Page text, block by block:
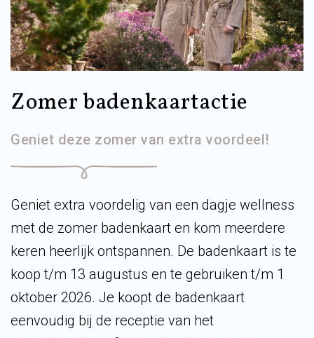
Zomer badenkaartactie
Geniet deze zomer van extra voordeel!
Geniet extra voordelig van een dagje wellness
met de zomer badenkaart en kom meerdere
keren heerlijk ontspannen. De badenkaart is te
koop t/m 13 augustus en te gebruiken t/m 1
oktober 2026. Je koopt de badenkaart
eenvoudig bij de receptie van het